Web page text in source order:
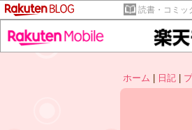
読書・コミッ
ホーム
日記